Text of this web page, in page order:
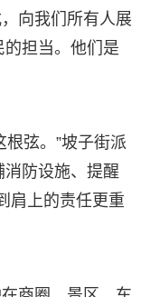
向我们所有人展
担当。他们是
弦。”坡子街派
防设施、提醒
肩上的责任更重